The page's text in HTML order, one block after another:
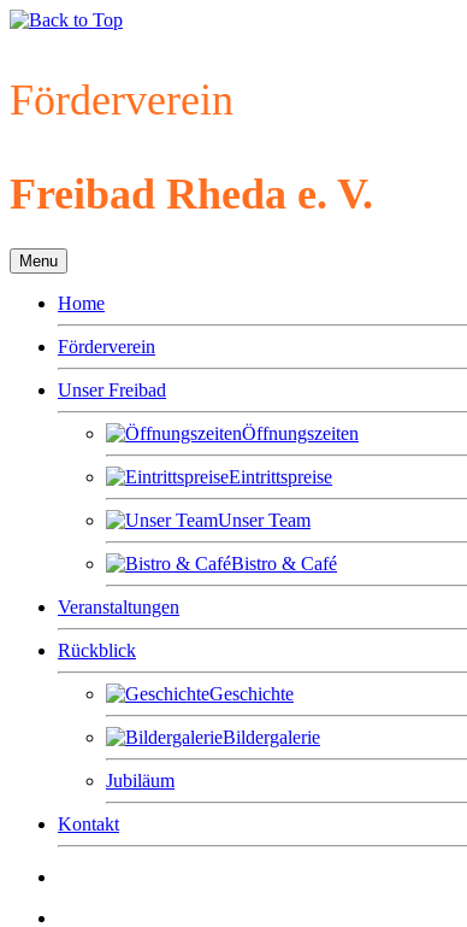
Förderverein
Freibad Rheda e. V.
Menu
Home
Förderverein
Unser Freibad
Öffnungszeiten
Eintrittspreise
Unser Team
Bistro & Café
Veranstaltungen
Rückblick
Geschichte
Bildergalerie
Jubiläum
Kontakt